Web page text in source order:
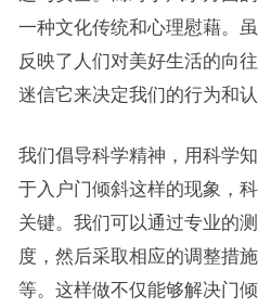
一种文化传统和心理慰藉。
反映了人们对美好生活的向
迷信它来决定我们的行为和认
我们倡导科学精神，用科学
于入户门倾斜这样的现象，
关键。我们可以通过专业的
度，然后采取相应的调整措
等。这样做不仅能够解决门